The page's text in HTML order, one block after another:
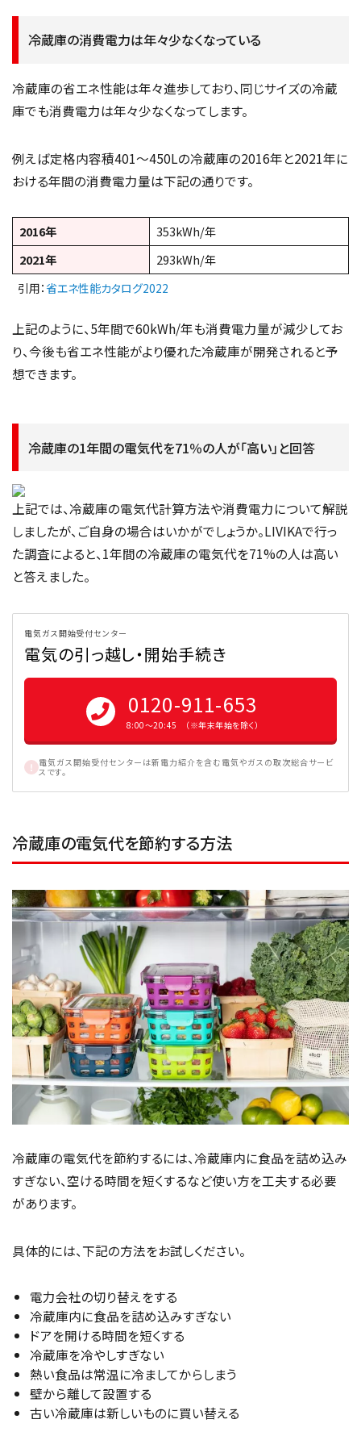
冷蔵庫の消費電力は年々少なくなっている
冷蔵庫の省エネ性能は年々進歩しており、同じサイズの冷蔵
庫でも消費電力は年々少なくなってします。
例えば定格内容積401～450Lの冷蔵庫の2016年と2021年に
おける年間の消費電力量は下記の通りです。
2016年
353kWh/年
2021年
293kWh/年
引用： 省エネ性能カタログ2022
上記のように、5年間で60kWh/年も消費電力量が減少してお
り、今後も省エネ性能がより優れた冷蔵庫が開発されると予
想できます。
冷蔵庫の1年間の電気代を71％の人が「高い」と回答
上記では、冷蔵庫の電気代計算方法や消費電力について解説
しましたが、ご自身の場合はいかがでしょうか。LIVIKAで行っ
た調査によると、1年間の冷蔵庫の電気代を71%の人は高い
と答えました。
電気ガス開始受付センター
電気の引っ越し・開始手続き
0120-911-653
8:00〜20:45 （※年末年始を除く）
電気ガス開始受付センターは新電力紹介を含む電気やガスの取次総合サービ
スです。
冷蔵庫の電気代を節約する方法
冷蔵庫の電気代を節約するには、冷蔵庫内に食品を詰め込み
すぎない、空ける時間を短くするなど使い方を工夫する必要
があります。
具体的には、下記の方法をお試しください。
電力会社の切り替えをする
冷蔵庫内に食品を詰め込みすぎない
ドアを開ける時間を短くする
冷蔵庫を冷やしすぎない
熱い食品は常温に冷ましてからしまう
壁から離して設置する
古い冷蔵庫は新しいものに買い替える